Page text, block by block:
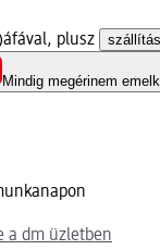
áfával, plusz
Mindig megérinem
a dm üzletben